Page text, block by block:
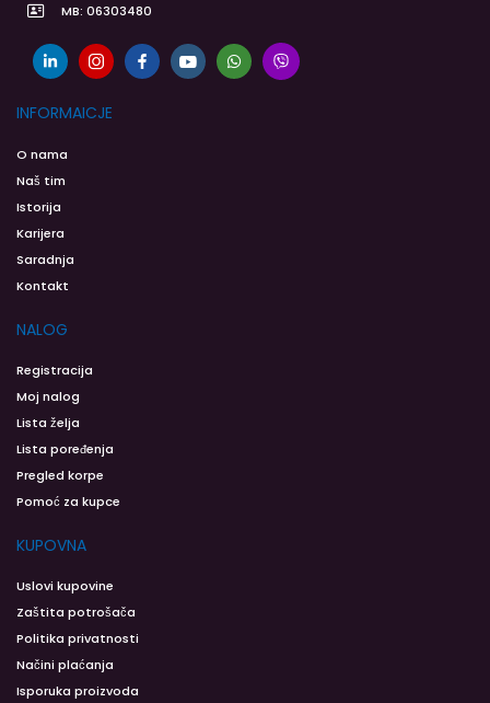
MB: 06303480
INFORMAICJE
O nama
Naš tim
Istorija
Karijera
Saradnja
Kontakt
NALOG
Registracija
Moj nalog
Lista želja
Lista poređenja
Pregled korpe
Pomoć za kupce
KUPOVNA
Uslovi kupovine
Zaštita potrošača
Politika privatnosti
Načini plaćanja
Isporuka proizvoda